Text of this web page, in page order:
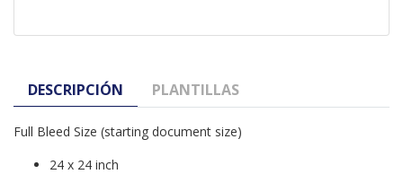
DESCRIPCIÓN PLANTILLAS
Full Bleed Size (starting document size)
24 x 24 inch